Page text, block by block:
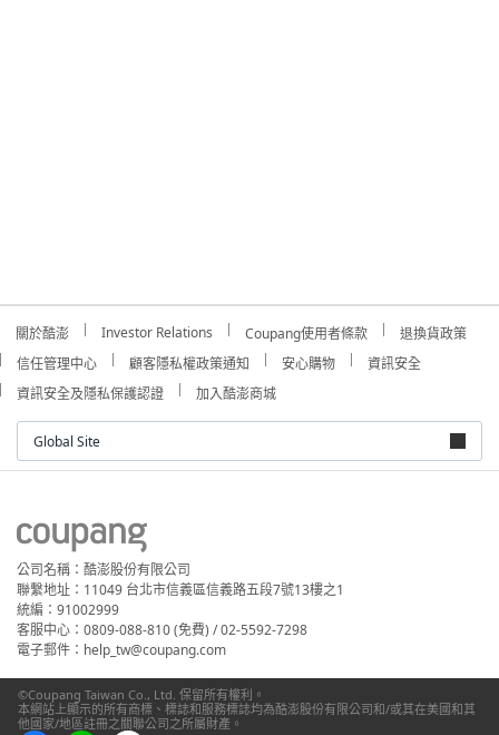
關於酷澎 Investor Relations Coupang使用者條款
退換貨政策
信任管理中心
顧客隱私權政策通知 安心購物
資訊安全
資訊安全及隱私保護認證
加入酷澎商城
Global Site
公司名稱：酷澎股份有限公司
聯繫地址：11049 台北市信義區信義路五段7號13樓之1
統編：91002999
客服中心：0809-088-810 (免費) / 02-5592-7298
電子郵件：help_tw@coupang.com
©Coupang Taiwan Co., Ltd. 保留所有權利。
本網站上顯示的所有商標、標誌和服務標誌均為酷澎股份有限公司和/或其在美國和其
他國家/地區註冊之關聯公司之所屬財產。